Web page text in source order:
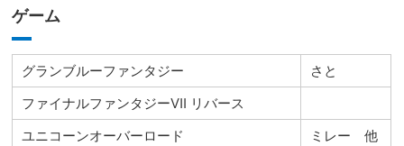
ゲーム
グランブルーファンタジー
さと
ファイナルファンタジーⅦ リバース
ユニコーンオーバーロード
ミレー 他